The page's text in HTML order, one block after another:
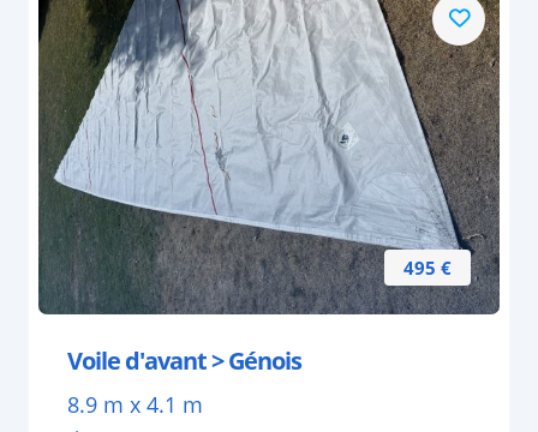
495 €
Voile d'avant > Génois
8.9 m x 4.1 m